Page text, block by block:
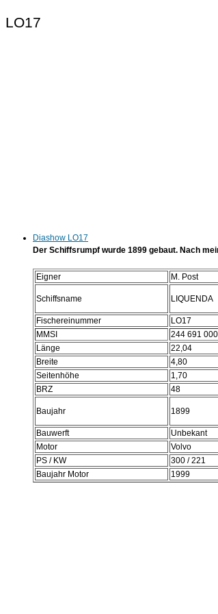
LO17
Diashow LO17
Der Schiffsrumpf wurde 1899 gebaut. Nach
Eigner M. Post
Schiffsname LIQUENDA
Fischereinummer
LO17
MMSI
244 691 000
Länge
22,04
Breite
4,80
Seitenhöhe
1,70
BRZ
48
Baujahr 1899
Bauwerft
Unbekant
Motor
Volvo
PS / KW
300 / 221
Baujahr Motor
1999